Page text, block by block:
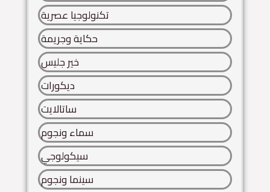
تكنولوجيا عصرية
حكاية وجريمة
خير جليس
ديكورات
ساتالايت
سماء ونجوم
سيكولوجي
سينما ونجوم